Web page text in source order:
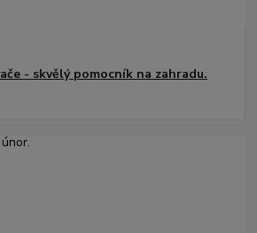
- skvělý pomocník na zahradu.